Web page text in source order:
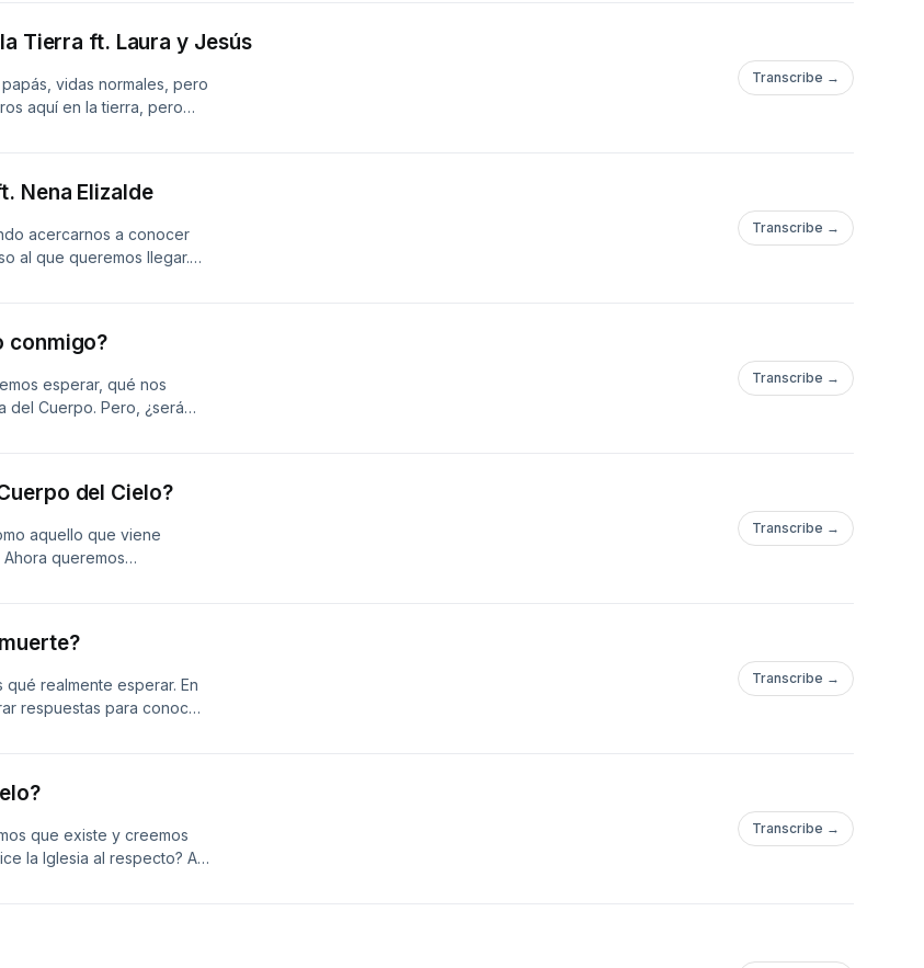
Tierra ft. Laura y Jesús
vidas normales, pero
aquí en la tierra, pero
Transcribe →
Nena Elizalde
acercarnos a conocer
al que queremos llegar.
de su historia y
compartirnos, que Dios
Transcribe →
conmigo?
esperar, qué nos
del Cuerpo. Pero, ¿será
canal de YouTube
Transcribe →
del Cielo?
aquello que viene
queremos
despierte en cada uno
Transcribe →
realmente esperar. En
respuestas para conocer
Transcribe →
que existe y creemos
la Iglesia al respecto? A
sponsor Cesar
Transcribe →